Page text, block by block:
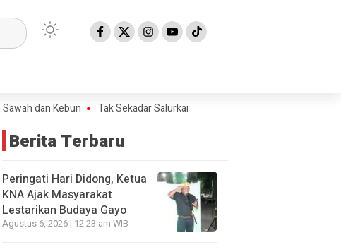
Kebun Tak Sekadar Salurkan Pembiayaan, BSI Bangun Ekosistem
Berita Terbaru
Peringati Hari Didong, Ketua
KNA Ajak Masyarakat
Lestarikan Budaya Gayo
Agustus 6, 2026 | 12:23 am WIB